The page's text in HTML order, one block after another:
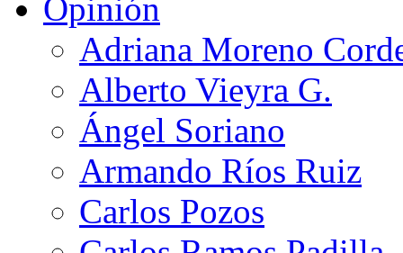
Opinión
Adriana Moreno
Alberto Vieyra G.
Ángel Soriano
Armando Ríos Ruiz
Carlos Pozos